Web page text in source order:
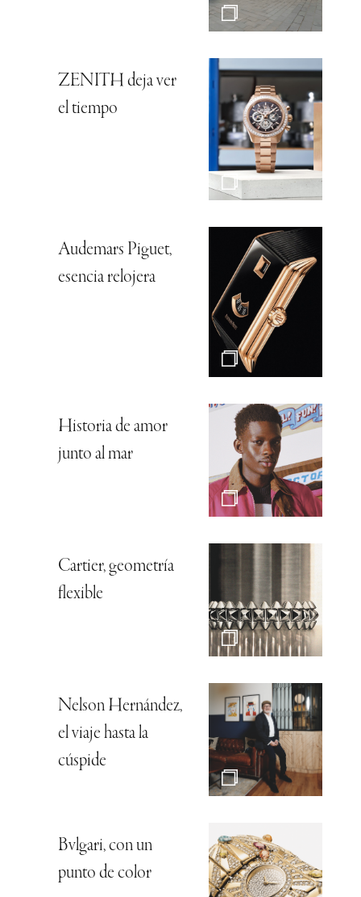
ZENITH deja ver
el tiempo
Audemars Piguet,
esencia relojera
Historia de amor
junto al mar
Cartier, geometría
flexible
Nelson Hernández,
el viaje hasta la
cúspide
Bvlgari, con un
punto de color